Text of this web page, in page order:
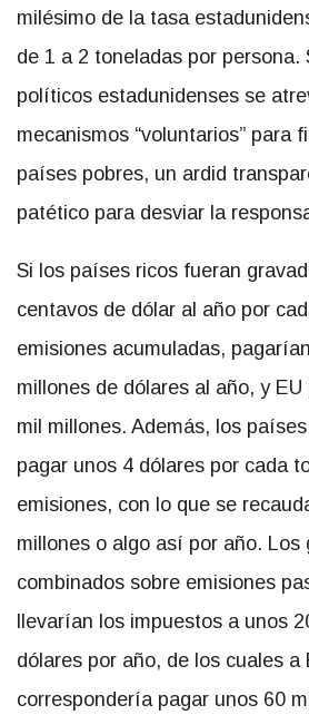
milésimo de la tasa
de 1 a 2 toneladas por persona.
políticos estadunidenses se
mecanismos voluntarios para
países pobres, un ardid
patético para desviar la
Si los países ricos fueran
centavos de dólar al año por
emisiones acumuladas,
millones de dólares al año, y
mil millones. Además, los
pagar unos 4 dólares por cada
emisiones, con lo que se
millones o algo así por año. Los
combinados sobre emisiones
llevarían los impuestos a unos
dólares por año, de los cuales a
correspondería pagar unos 60